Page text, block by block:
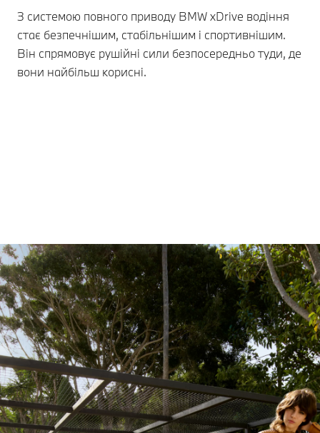
З системою повного приводу BMW xDrive водіння
стає безпечнішим, стабільнішим і спортивнішим.
Він спрямовує рушійні сили безпосередньо туди, де
вони найбільш корисні.